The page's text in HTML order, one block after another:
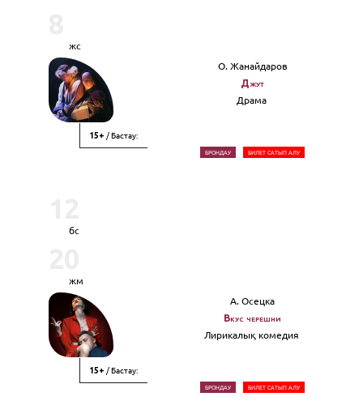
жс
15+ / Бастау:
О. Жанайдаров
Джут
Драма
БРОНДАУ БИЛЕТ САТЫП АЛУ
бс
жм
15+ / Бастау:
А. Осецка
Вкус черешни
Лирикалық комедия
БРОНДАУ БИЛЕТ САТЫП АЛУ